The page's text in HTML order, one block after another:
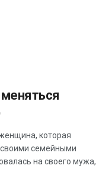
которая
семейными
на своего мужа,